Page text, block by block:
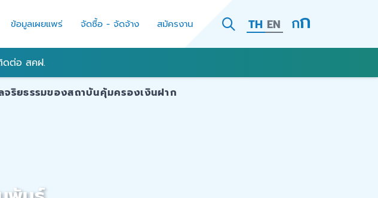
ข้อมูลเผยแพร่ จัดซื้อ - จัดจ้าง สมัครงาน TH EN
ดต่อ สคฝ.
จริยธรรมของสถาบันคุ้มครองเงินฝาก